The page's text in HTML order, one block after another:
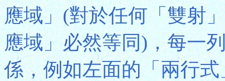
應域」(對於任何「雙射
應域」必然等同)，每一
係，例如左面的「兩行